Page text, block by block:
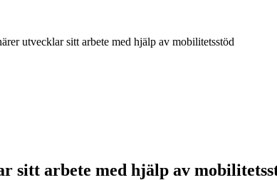
utvecklar sitt arbete med hjälp av mobilitetsstöd
sitt arbete med hjälp av